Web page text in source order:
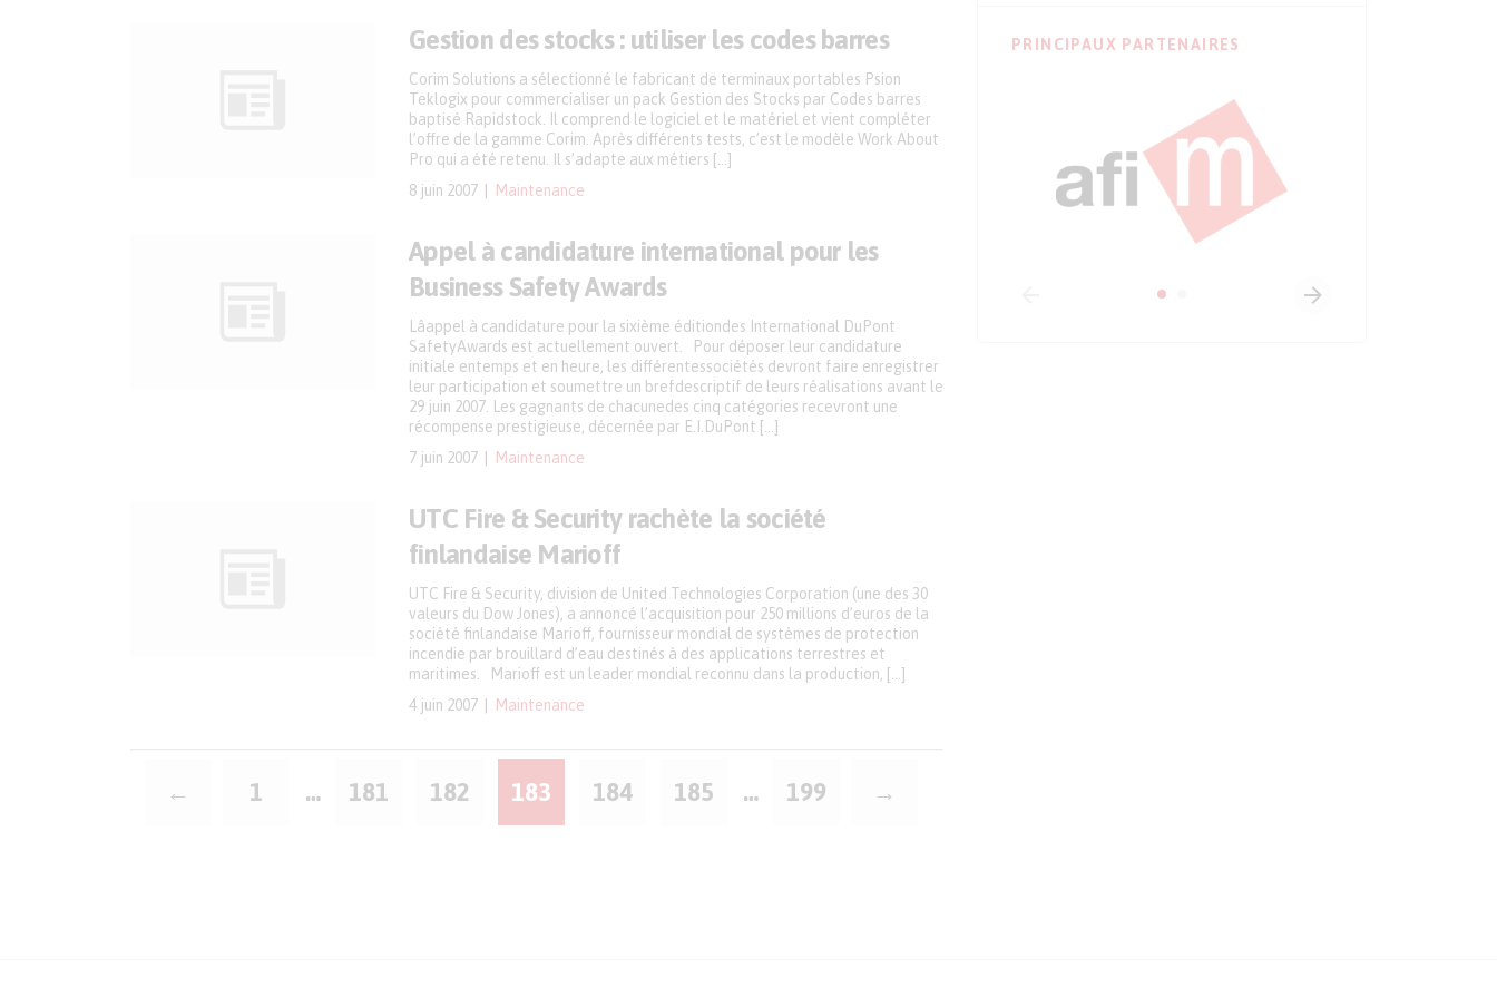
Gestion des stocks : utiliser les codes barres
8 juin 2007 Maintenance
Corim Solutions a sélectionné le fabricant de terminaux portables Psion
Teklogix pour commercialiser un pack Gestion des Stocks par Codes barres
baptisé Rapidstock. Il comprend le logiciel et le matériel et vient compléter
l’offre de la gamme Corim. Après différents tests, c’est le modèle Work About
Pro qui a été retenu. Il s’adapte aux métiers […]
Appel à candidature international pour les
Business Safety Awards
7 juin 2007 Maintenance
Lâappel à candidature pour la sixième éditiondes International DuPont
SafetyAwards est actuellement ouvert. Pour déposer leur candidature
initiale entemps et en heure, les différentessociétés devront faire enregistrer
leur participation et soumettre un brefdescriptif de leurs réalisations avant le
29 juin 2007. Les gagnants de chacunedes cinq catégories recevront une
récompense prestigieuse, décernée par E.I.DuPont […]
UTC Fire & Security rachète la société
finlandaise Marioff
4 juin 2007 Maintenance
UTC Fire & Security, division de United Technologies Corporation (une des 30
valeurs du Dow Jones), a annoncé l’acquisition pour 250 millions d’euros de la
société finlandaise Marioff, fournisseur mondial de systèmes de protection
incendie par brouillard d’eau destinés à des applications terrestres et
maritimes. Marioff est un leader mondial reconnu dans la production, […]
← 1 … 181 182 183 184 185 … 199 →
PRINCIPAUX PARTENAIRES